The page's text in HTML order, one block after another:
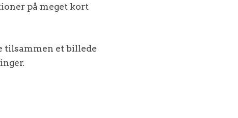
på meget kort
tilsammen et billede